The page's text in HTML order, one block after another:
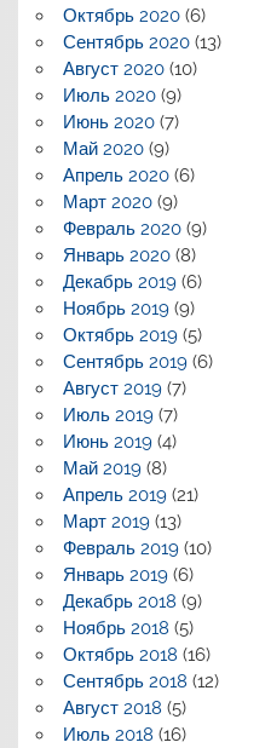
Октябрь 2020(6)
Сентябрь 2020(13)
Август 2020(10)
Июль 2020(9)
Июнь 2020(7)
Май 2020(9)
Апрель 2020(6)
Март 2020(9)
Февраль 2020(9)
Январь 2020(8)
Декабрь 2019(6)
Ноябрь 2019(9)
Октябрь 2019(5)
Сентябрь 2019(6)
Август 2019(7)
Июль 2019(7)
Июнь 2019(4)
Май 2019(8)
Апрель 2019(21)
Март 2019(13)
Февраль 2019(10)
Январь 2019(6)
Декабрь 2018 (9)
Ноябрь 2018 (5)
Октябрь 2018 (16)
Сентябрь 2018 (12)
Август 2018 (5)
Июль 2018 (16)